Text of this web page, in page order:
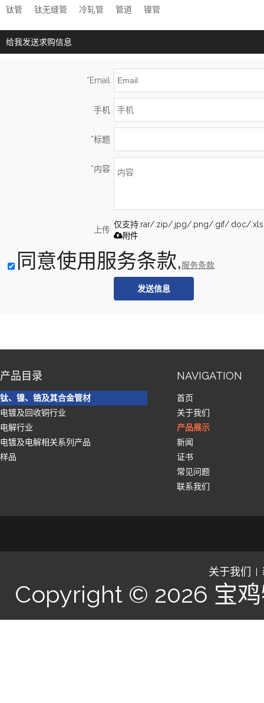
钛管 钛无缝管 冷轧管 管道 镍管
给我发送求购信息
*Email
手机
*标题
*内容
上传
仅支持.rar/.zip/.jpg/.png/.gif/.doc/
附件
同意使用服务条款,服务条款
发送信息
产品目录
钛、镍、锆及其合金管材
电镀及回收铜行业
电解行业
电镀及电解相关系列产品
样品
NAVIGATION
首页
关于我们
产品展示
新闻
证书
常见问题
联系我们
关于我们
Copyright © 2026 宝